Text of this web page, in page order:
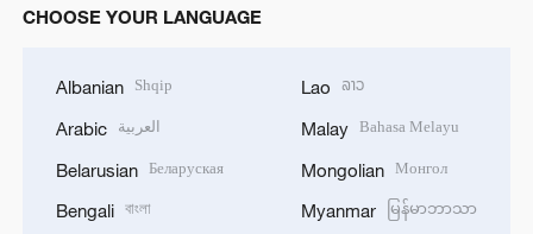
CHOOSE YOUR LANGUAGE
Albanian Shqip
Arabic العربية
Belarusian Беларуская
Bengali বাংলা
Lao ລາວ
Malay Bahasa Melayu
Mongolian Монгол
Myanmar မြန်မာဘာသာ